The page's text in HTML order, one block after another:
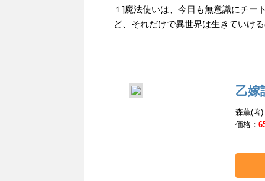
１]魔法使いは、今日も無意識にチー
ど、それだけで異世界は生きていけ
乙嫁
森薫(著)
価格：